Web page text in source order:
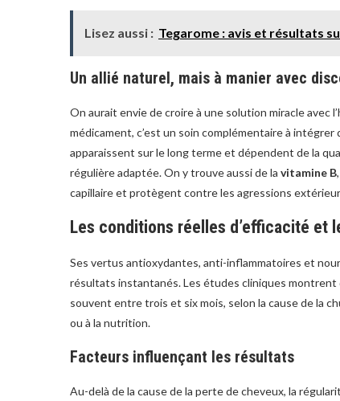
Lisez aussi : Tegarome : avis et résultats
Un allié naturel, mais à manier avec
On aurait envie de croire à une solution miracle avec
médicament, c’est un soin complémentaire à
apparaissent sur le long terme et dépendent de la
régulière adaptée. On y trouve aussi de la vitamine B
capillaire et protègent contre les agressions
Les conditions réelles d’efficacité et
Ses vertus antioxydantes, anti-inflammatoires et
résultats instantanés. Les études cliniques
souvent entre trois et six mois, selon la cause de la
ou à la nutrition.
Facteurs influençant les résultats
Au-delà de la cause de la perte de cheveux, la